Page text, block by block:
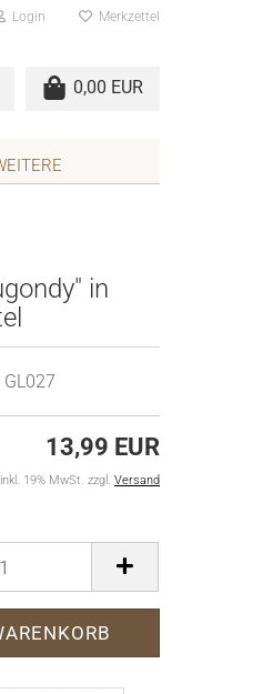
Login Merkzettel
0,00 EUR
in
GL027
13,99 EUR
inkl. 19% MwSt. zzgl. Versand